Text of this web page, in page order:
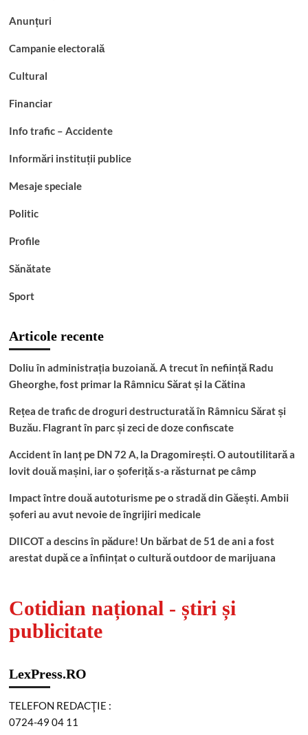
Anunțuri
Campanie electorală
Cultural
Financiar
Info trafic – Accidente
Informări instituții publice
Mesaje speciale
Politic
Profile
Sănătate
Sport
Articole recente
Doliu în administrația buzoiană. A trecut în neființă Radu
Gheorghe, fost primar la Râmnicu Sărat și la Cătina
Rețea de trafic de droguri destructurată în Râmnicu Sărat și
Buzău. Flagrant în parc și zeci de doze confiscate
Accident în lanț pe DN 72 A, la Dragomirești. O autoutilitară a
lovit două mașini, iar o șoferiță s-a răsturnat pe câmp
Impact între două autoturisme pe o stradă din Găești. Ambii
șoferi au avut nevoie de îngrijiri medicale
DIICOT a descins în pădure! Un bărbat de 51 de ani a fost
arestat după ce a înființat o cultură outdoor de marijuana
Cotidian național - știri și
publicitate
LexPress.RO
TELEFON REDACŢIE :
0724-49 04 11